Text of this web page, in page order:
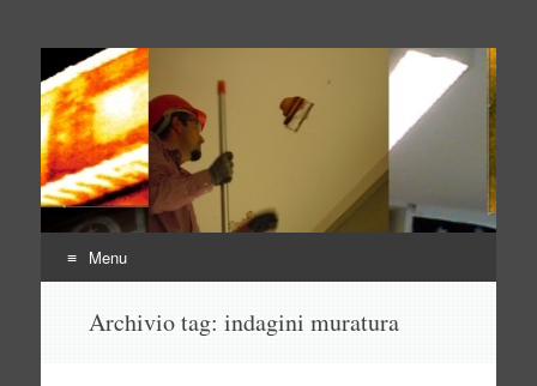
Indagini non distruttive
Indagini Ingegneria e Sicurezza
Menu
Archivio tag: indagini muratura